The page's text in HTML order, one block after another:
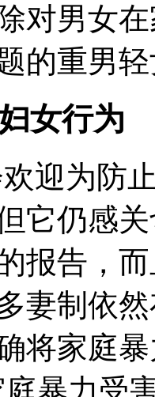
对男女
的重男
女行为
迎为防
它仍感
报告，
妻制依
将家庭